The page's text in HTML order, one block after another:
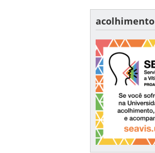
acolhimento